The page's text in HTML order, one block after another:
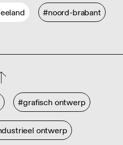
#noord-brabant
#grafisch ontwerp
ontwerp